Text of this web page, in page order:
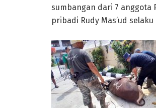
sumbangan dari 7 anggota
pribadi Rudy Mas’ud